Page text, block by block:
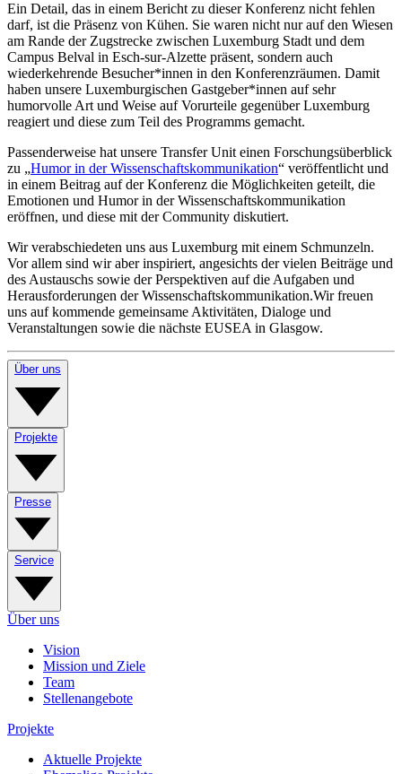
Ein Detail, das in einem Bericht zu dieser Konferenz nicht fehlen
darf, ist die Präsenz von Kühen. Sie waren nicht nur auf den Wiesen
am Rande der Zugstrecke zwischen Luxemburg Stadt und dem
Campus Belval in Esch-sur-Alzette präsent, sondern auch
wiederkehrende Besucher*innen in den Konferenzräumen. Damit
haben unsere Luxemburgischen Gastgeber*innen auf sehr
humorvolle Art und Weise auf Vorurteile gegenüber Luxemburg
reagiert und diese zum Teil des Programms gemacht.
Passenderweise hat unsere Transfer Unit einen Forschungsüberblick
zu „Humor in der Wissenschaftskommunikation“ veröffentlicht und
in einem Beitrag auf der Konferenz die Möglichkeiten geteilt, die
Emotionen und Humor in der Wissenschaftskommunikation
eröffnen, und diese mit der Community diskutiert.
Wir verabschiedeten uns aus Luxemburg mit einem Schmunzeln.
Vor allem sind wir aber inspiriert, angesichts der vielen Beiträge und
des Austauschs sowie der Perspektiven auf die Aufgaben und
Herausforderungen der Wissenschaftskommunikation.Wir freuen
uns auf kommende gemeinsame Aktivitäten, Dialoge und
Veranstaltungen sowie die nächste EUSEA in Glasgow.
Über uns
Projekte
Presse
Service
Über uns
Vision
Mission und Ziele
Team
Stellenangebote
Projekte
Aktuelle Projekte